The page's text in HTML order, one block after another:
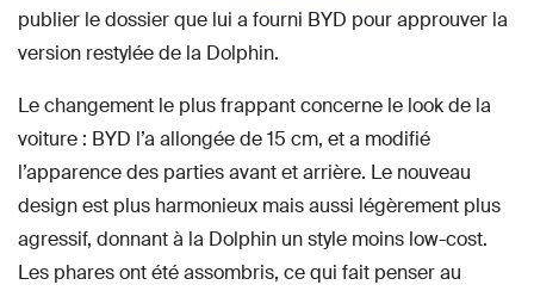
publier le dossier que lui a fourni BYD pour approuver la
version restylée de la Dolphin.
Le changement le plus frappant concerne le look de la
voiture : BYD l’a allongée de 15 cm, et a modifié
l’apparence des parties avant et arrière. Le nouveau
design est plus harmonieux mais aussi légèrement plus
agressif, donnant à la Dolphin un style moins low-cost.
Les phares ont été assombris, ce qui fait penser au